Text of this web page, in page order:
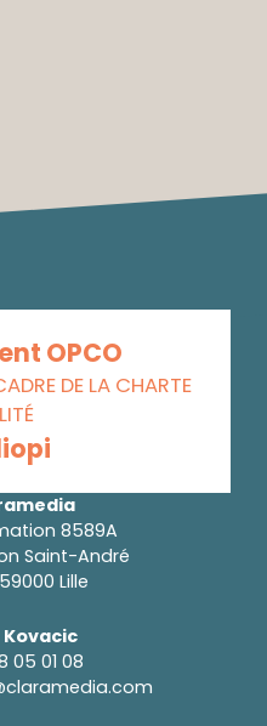
OPCO
DE LA CHARTE
8589A
Saint-André
Lille
Kovacic
05 01 08